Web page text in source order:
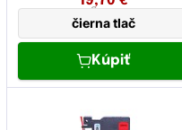
9 mm
čierna tlač
Kúpiť